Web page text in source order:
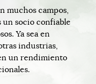
muchos campos,
socio confiable
Ya sea en
industrias,
un rendimiento